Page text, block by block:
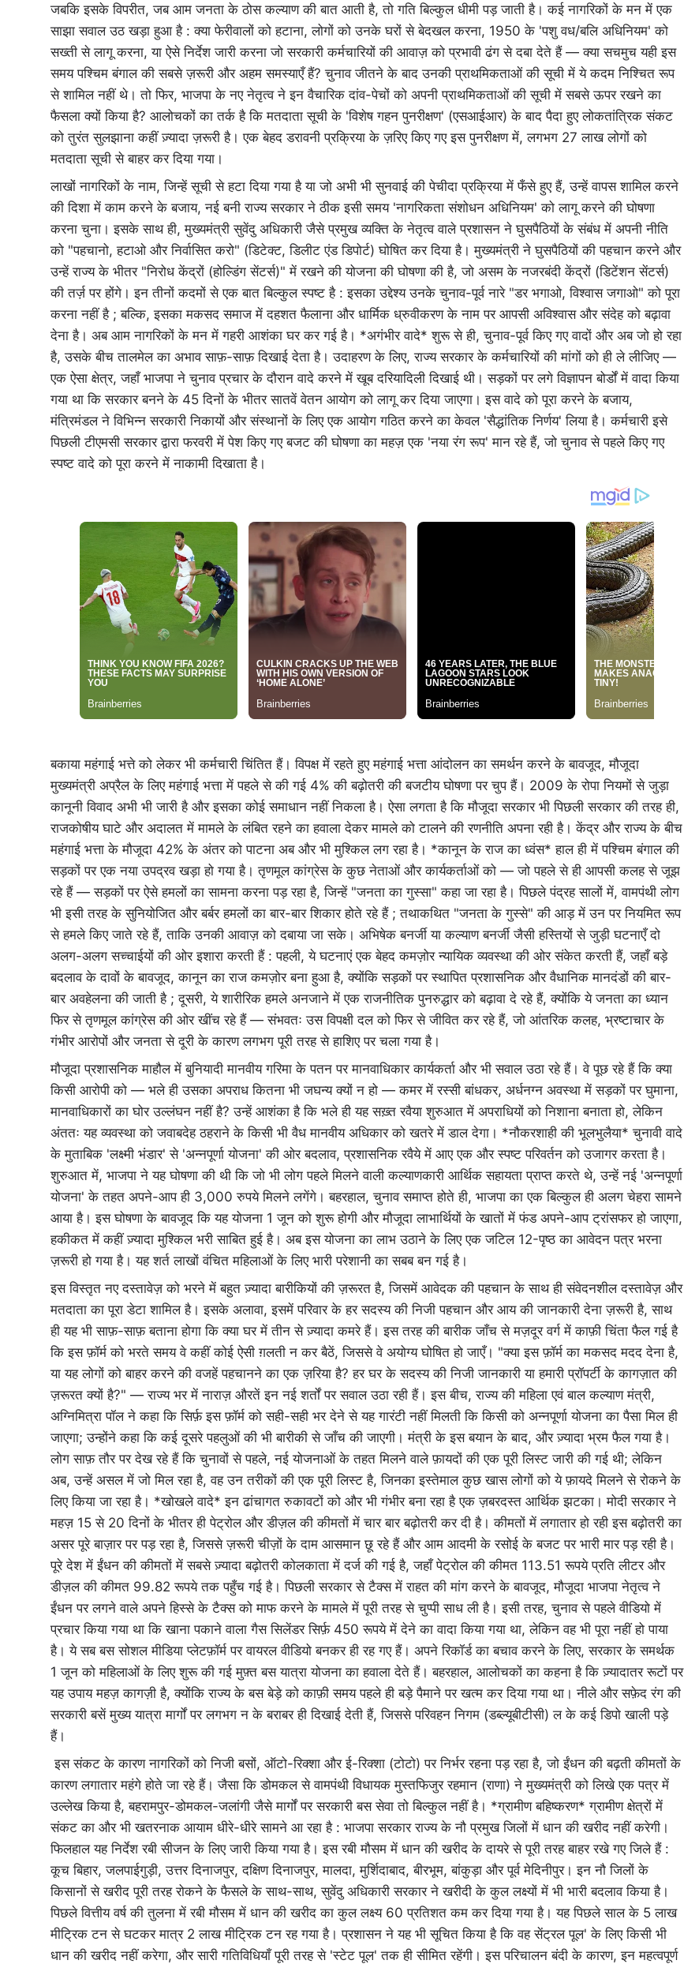
जबकि इसके विपरीत, जब आम जनता के ठोस कल्याण की बात आती है, तो गति बिल्कुल धीमी पड़ जाती है। कई नागरिकों के मन में एक
साझा सवाल उठ खड़ा हुआ है : क्या फेरीवालों को हटाना, लोगों को उनके घरों से बेदखल करना, 1950 के 'पशु वध/बलि अधिनियम' को
सख्ती से लागू करना, या ऐसे निर्देश जारी करना जो सरकारी कर्मचारियों की आवाज़ को प्रभावी ढंग से दबा देते हैं — क्या सचमुच यही इस
समय पश्चिम बंगाल की सबसे ज़रूरी और अहम समस्याएँ हैं? चुनाव जीतने के बाद उनकी प्राथमिकताओं की सूची में ये कदम निश्चित रूप
से शामिल नहीं थे। तो फिर, भाजपा के नए नेतृत्व ने इन वैचारिक दांव-पेचों को अपनी प्राथमिकताओं की सूची में सबसे ऊपर रखने का
फैसला क्यों किया है? आलोचकों का तर्क है कि मतदाता सूची के 'विशेष गहन पुनरीक्षण' (एसआईआर) के बाद पैदा हुए लोकतांत्रिक संकट
को तुरंत सुलझाना कहीं ज़्यादा ज़रूरी है। एक बेहद डरावनी प्रक्रिया के ज़रिए किए गए इस पुनरीक्षण में, लगभग 27 लाख लोगों को
मतदाता सूची से बाहर कर दिया गया।
लाखों नागरिकों के नाम, जिन्हें सूची से हटा दिया गया है या जो अभी भी सुनवाई की पेचीदा प्रक्रिया में फँसे हुए हैं, उन्हें वापस शामिल करने
की दिशा में काम करने के बजाय, नई बनी राज्य सरकार ने ठीक इसी समय 'नागरिकता संशोधन अधिनियम' को लागू करने की घोषणा
करना चुना। इसके साथ ही, मुख्यमंत्री सुवेंदु अधिकारी जैसे प्रमुख व्यक्ति के नेतृत्व वाले प्रशासन ने घुसपैठियों के संबंध में अपनी नीति
को "पहचानो, हटाओ और निर्वासित करो" (डिटेक्ट, डिलीट एंड डिपोर्ट) घोषित कर दिया है। मुख्यमंत्री ने घुसपैठियों की पहचान करने और
उन्हें राज्य के भीतर "निरोध केंद्रों (होल्डिंग सेंटर्स)" में रखने की योजना की घोषणा की है, जो असम के नजरबंदी केंद्रों (डिटेंशन सेंटर्स)
की तर्ज़ पर होंगे। इन तीनों कदमों से एक बात बिल्कुल स्पष्ट है : इसका उद्देश्य उनके चुनाव-पूर्व नारे "डर भगाओ, विश्वास जगाओ" को पूरा
करना नहीं है ; बल्कि, इसका मकसद समाज में दहशत फैलाना और धार्मिक ध्रुवीकरण के नाम पर आपसी अविश्वास और संदेह को बढ़ावा
देना है। अब आम नागरिकों के मन में गहरी आशंका घर कर गई है। *अगंभीर वादे* शुरू से ही, चुनाव-पूर्व किए गए वादों और अब जो हो रहा
है, उसके बीच तालमेल का अभाव साफ़-साफ़ दिखाई देता है। उदाहरण के लिए, राज्य सरकार के कर्मचारियों की मांगों को ही ले लीजिए —
एक ऐसा क्षेत्र, जहाँ भाजपा ने चुनाव प्रचार के दौरान वादे करने में खूब दरियादिली दिखाई थी। सड़कों पर लगे विज्ञापन बोर्डों में वादा किया
गया था कि सरकार बनने के 45 दिनों के भीतर सातवें वेतन आयोग को लागू कर दिया जाएगा। इस वादे को पूरा करने के बजाय,
मंत्रिमंडल ने विभिन्न सरकारी निकायों और संस्थानों के लिए एक आयोग गठित करने का केवल 'सैद्धांतिक निर्णय' लिया है। कर्मचारी इसे
पिछली टीएमसी सरकार द्वारा फरवरी में पेश किए गए बजट की घोषणा का महज़ एक 'नया रंग रूप' मान रहे हैं, जो चुनाव से पहले किए गए
स्पष्ट वादे को पूरा करने में नाकामी दिखाता है।
बकाया महंगाई भत्ते को लेकर भी कर्मचारी चिंतित हैं। विपक्ष में रहते हुए महंगाई भत्ता आंदोलन का समर्थन करने के बावजूद, मौजूदा
मुख्यमंत्री अप्रैल के लिए महंगाई भत्ता में पहले से की गई 4% की बढ़ोतरी की बजटीय घोषणा पर चुप हैं। 2009 के रोपा नियमों से जुड़ा
कानूनी विवाद अभी भी जारी है और इसका कोई समाधान नहीं निकला है। ऐसा लगता है कि मौजूदा सरकार भी पिछली सरकार की तरह ही,
राजकोषीय घाटे और अदालत में मामले के लंबित रहने का हवाला देकर मामले को टालने की रणनीति अपना रही है। केंद्र और राज्य के बीच
महंगाई भत्ता के मौजूदा 42% के अंतर को पाटना अब और भी मुश्किल लग रहा है। *कानून के राज का ध्वंस* हाल ही में पश्चिम बंगाल की
सड़कों पर एक नया उपद्रव खड़ा हो गया है। तृणमूल कांग्रेस के कुछ नेताओं और कार्यकर्ताओं को — जो पहले से ही आपसी कलह से जूझ
रहे हैं — सड़कों पर ऐसे हमलों का सामना करना पड़ रहा है, जिन्हें "जनता का गुस्सा" कहा जा रहा है। पिछले पंद्रह सालों में, वामपंथी लोग
भी इसी तरह के सुनियोजित और बर्बर हमलों का बार-बार शिकार होते रहे हैं ; तथाकथित "जनता के गुस्से" की आड़ में उन पर नियमित रूप
से हमले किए जाते रहे हैं, ताकि उनकी आवाज़ को दबाया जा सके। अभिषेक बनर्जी या कल्याण बनर्जी जैसी हस्तियों से जुड़ी घटनाएँ दो
अलग-अलग सच्चाईयों की ओर इशारा करती हैं : पहली, ये घटनाएं एक बेहद कमज़ोर न्यायिक व्यवस्था की ओर संकेत करती हैं, जहाँ बड़े
बदलाव के दावों के बावजूद, कानून का राज कमज़ोर बना हुआ है, क्योंकि सड़कों पर स्थापित प्रशासनिक और वैधानिक मानदंडों की बार-
बार अवहेलना की जाती है ; दूसरी, ये शारीरिक हमले अनजाने में एक राजनीतिक पुनरुद्धार को बढ़ावा दे रहे हैं, क्योंकि ये जनता का ध्यान
फिर से तृणमूल कांग्रेस की ओर खींच रहे हैं — संभवतः उस विपक्षी दल को फिर से जीवित कर रहे हैं, जो आंतरिक कलह, भ्रष्टाचार के
गंभीर आरोपों और जनता से दूरी के कारण लगभग पूरी तरह से हाशिए पर चला गया है।
मौजूदा प्रशासनिक माहौल में बुनियादी मानवीय गरिमा के पतन पर मानवाधिकार कार्यकर्ता और भी सवाल उठा रहे हैं। वे पूछ रहे हैं कि क्या
किसी आरोपी को — भले ही उसका अपराध कितना भी जघन्य क्यों न हो — कमर में रस्सी बांधकर, अर्धनग्न अवस्था में सड़कों पर घुमाना,
मानवाधिकारों का घोर उल्लंघन नहीं है? उन्हें आशंका है कि भले ही यह सख़्त रवैया शुरुआत में अपराधियों को निशाना बनाता हो, लेकिन
अंततः यह व्यवस्था को जवाबदेह ठहराने के किसी भी वैध मानवीय अधिकार को खतरे में डाल देगा। *नौकरशाही की भूलभुलैया* चुनावी वादे
के मुताबिक 'लक्ष्मी भंडार' से 'अन्नपूर्णा योजना' की ओर बदलाव, प्रशासनिक रवैये में आए एक और स्पष्ट परिवर्तन को उजागर करता है।
शुरुआत में, भाजपा ने यह घोषणा की थी कि जो भी लोग पहले मिलने वाली कल्याणकारी आर्थिक सहायता प्राप्त करते थे, उन्हें नई 'अन्नपूर्णा
योजना' के तहत अपने-आप ही 3,000 रुपये मिलने लगेंगे। बहरहाल, चुनाव समाप्त होते ही, भाजपा का एक बिल्कुल ही अलग चेहरा सामने
आया है। इस घोषणा के बावजूद कि यह योजना 1 जून को शुरू होगी और मौजूदा लाभार्थियों के खातों में फंड अपने-आप ट्रांसफर हो जाएगा,
हकीकत में कहीं ज़्यादा मुश्किल भरी साबित हुई है। अब इस योजना का लाभ उठाने के लिए एक जटिल 12-पृष्ठ का आवेदन पत्र भरना
ज़रूरी हो गया है। यह शर्त लाखों वंचित महिलाओं के लिए भारी परेशानी का सबब बन गई है।
इस विस्तृत नए दस्तावेज़ को भरने में बहुत ज़्यादा बारीकियों की ज़रूरत है, जिसमें आवेदक की पहचान के साथ ही संवेदनशील दस्तावेज़ और
मतदाता का पूरा डेटा शामिल है। इसके अलावा, इसमें परिवार के हर सदस्य की निजी पहचान और आय की जानकारी देना ज़रूरी है, साथ
ही यह भी साफ़-साफ़ बताना होगा कि क्या घर में तीन से ज़्यादा कमरे हैं। इस तरह की बारीक जाँच से मज़दूर वर्ग में काफ़ी चिंता फैल गई है
कि इस फ़ॉर्म को भरते समय वे कहीं कोई ऐसी ग़लती न कर बैठें, जिससे वे अयोग्य घोषित हो जाएँ। "क्या इस फ़ॉर्म का मकसद मदद देना है,
या यह लोगों को बाहर करने की वजहें पहचानने का एक ज़रिया है? हर घर के सदस्य की निजी जानकारी या हमारी प्रॉपर्टी के कागज़ात की
ज़रूरत क्यों है?" — राज्य भर में नाराज़ औरतें इन नई शर्तों पर सवाल उठा रही हैं। इस बीच, राज्य की महिला एवं बाल कल्याण मंत्री,
अग्निमित्रा पॉल ने कहा कि सिर्फ़ इस फ़ॉर्म को सही-सही भर देने से यह गारंटी नहीं मिलती कि किसी को अन्नपूर्णा योजना का पैसा मिल ही
जाएगा; उन्होंने कहा कि कई दूसरे पहलुओं की भी बारीकी से जाँच की जाएगी। मंत्री के इस बयान के बाद, और ज़्यादा भ्रम फैल गया है।
लोग साफ़ तौर पर देख रहे हैं कि चुनावों से पहले, नई योजनाओं के तहत मिलने वाले फ़ायदों की एक पूरी लिस्ट जारी की गई थी; लेकिन
अब, उन्हें असल में जो मिल रहा है, वह उन तरीकों की एक पूरी लिस्ट है, जिनका इस्तेमाल कुछ खास लोगों को ये फ़ायदे मिलने से रोकने के
लिए किया जा रहा है। *खोखले वादे* इन ढांचागत रुकावटों को और भी गंभीर बना रहा है एक ज़बरदस्त आर्थिक झटका। मोदी सरकार ने
महज़ 15 से 20 दिनों के भीतर ही पेट्रोल और डीज़ल की कीमतों में चार बार बढ़ोतरी कर दी है। कीमतों में लगातार हो रही इस बढ़ोतरी का
असर पूरे बाज़ार पर पड़ रहा है, जिससे ज़रूरी चीज़ों के दाम आसमान छू रहे हैं और आम आदमी के रसोई के बजट पर भारी मार पड़ रही है।
पूरे देश में ईंधन की कीमतों में सबसे ज़्यादा बढ़ोतरी कोलकाता में दर्ज की गई है, जहाँ पेट्रोल की कीमत 113.51 रूपये प्रति लीटर और
डीज़ल की कीमत 99.82 रूपये तक पहुँच गई है। पिछली सरकार से टैक्स में राहत की मांग करने के बावजूद, मौजूदा भाजपा नेतृत्व ने
ईंधन पर लगने वाले अपने हिस्से के टैक्स को माफ करने के मामले में पूरी तरह से चुप्पी साध ली है। इसी तरह, चुनाव से पहले वीडियो में
प्रचार किया गया था कि खाना पकाने वाला गैस सिलेंडर सिर्फ़ 450 रूपये में देने का वादा किया गया था, लेकिन वह भी पूरा नहीं हो पाया
है। ये सब बस सोशल मीडिया प्लेटफ़ॉर्म पर वायरल वीडियो बनकर ही रह गए हैं। अपने रिकॉर्ड का बचाव करने के लिए, सरकार के समर्थक
1 जून को महिलाओं के लिए शुरू की गई मुफ़्त बस यात्रा योजना का हवाला देते हैं। बहरहाल, आलोचकों का कहना है कि ज़्यादातर रूटों पर
यह उपाय महज़ कागज़ी है, क्योंकि राज्य के बस बेड़े को काफ़ी समय पहले ही बड़े पैमाने पर खत्म कर दिया गया था। नीले और सफ़ेद रंग की
सरकारी बसें मुख्य यात्रा मार्गों पर लगभग न के बराबर ही दिखाई देती हैं, जिससे परिवहन निगम (डब्ल्यूबीटीसी) ल के कई डिपो खाली पड़े
हैं।
इस संकट के कारण नागरिकों को निजी बसों, ऑटो-रिक्शा और ई-रिक्शा (टोटो) पर निर्भर रहना पड़ रहा है, जो ईंधन की बढ़ती कीमतों के
कारण लगातार महंगे होते जा रहे हैं। जैसा कि डोमकल से वामपंथी विधायक मुस्तफिजुर रहमान (राणा) ने मुख्यमंत्री को लिखे एक पत्र में
उल्लेख किया है, बहरामपुर-डोमकल-जलांगी जैसे मार्गों पर सरकारी बस सेवा तो बिल्कुल नहीं है। *ग्रामीण बहिष्करण* ग्रामीण क्षेत्रों में
संकट का और भी खतरनाक आयाम धीरे-धीरे सामने आ रहा है : भाजपा सरकार राज्य के नौ प्रमुख जिलों में धान की खरीद नहीं करेगी।
फिलहाल यह निर्देश रबी सीजन के लिए जारी किया गया है। इस रबी मौसम में धान की खरीद के दायरे से पूरी तरह बाहर रखे गए जिले हैं :
कूच बिहार, जलपाईगुड़ी, उत्तर दिनाजपुर, दक्षिण दिनाजपुर, मालदा, मुर्शिदाबाद, बीरभूम, बांकुड़ा और पूर्व मेदिनीपुर। इन नौ जिलों के
किसानों से खरीद पूरी तरह रोकने के फैसले के साथ-साथ, सुवेंदु अधिकारी सरकार ने खरीदी के कुल लक्ष्यों में भी भारी बदलाव किया है।
पिछले वित्तीय वर्ष की तुलना में रबी मौसम में धान की खरीद का कुल लक्ष्य 60 प्रतिशत कम कर दिया गया है। यह पिछले साल के 5 लाख
मीट्रिक टन से घटकर मात्र 2 लाख मीट्रिक टन रह गया है। प्रशासन ने यह भी सूचित किया है कि वह सेंट्रल पूल' के लिए किसी भी
धान की खरीद नहीं करेगा, और सारी गतिविधियाँ पूरी तरह से 'स्टेट पूल' तक ही सीमित रहेंगी। इस परिचालन बंदी के कारण, इन महत्वपूर्ण